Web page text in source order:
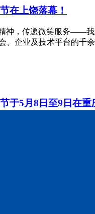
在上饶落幕！
神，传递微笑服务——
、企业及技术平台的千
于5月8日至9日在重
履铿锵。5月8日至9日
、标杆企业代表等